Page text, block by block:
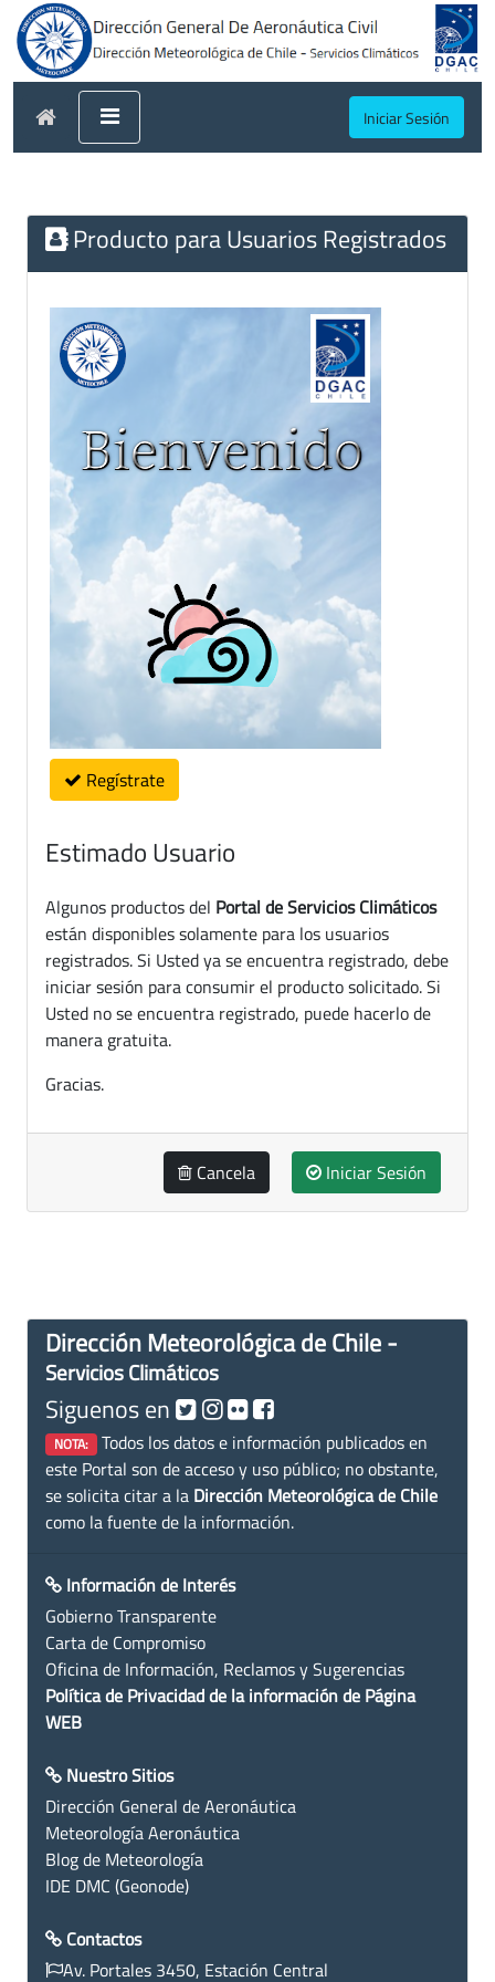
Iniciar Sesión
Producto para Usuarios Registrados
Regístrate
Estimado Usuario
Algunos productos del Portal de Servicios Climáticos
están disponibles solamente para los usuarios
registrados. Si Usted ya se encuentra registrado, debe
iniciar sesión para consumir el producto solicitado. Si
Usted no se encuentra registrado, puede hacerlo de
manera gratuita.
Gracias.
Cancela Iniciar Sesión
Dirección Meteorológica de Chile -
Servicios Climáticos
Siguenos en
NOTA: Todos los datos e información publicados en
este Portal son de acceso y uso público; no obstante,
se solicita citar a la Dirección Meteorológica de Chile
como la fuente de la información.
Información de Interés
Gobierno Transparente
Carta de Compromiso
Oficina de Información, Reclamos y Sugerencias
Política de Privacidad de la información de Página
WEB
Nuestro Sitios
Dirección General de Aeronáutica
Meteorología Aeronáutica
Blog de Meteorología
IDE DMC (Geonode)
Contactos
Av. Portales 3450, Estación Central